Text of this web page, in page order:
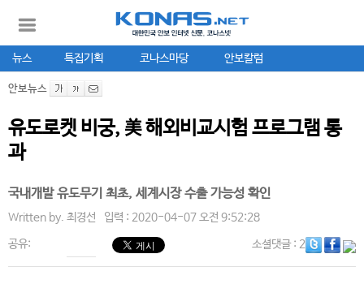
뉴스 특집기획 코나스마당 안보칼럼
안보뉴스
유도로켓 비궁, 美 해외비교시험 프로그램 통
과
국내개발 유도무기 최초, 세계시장 수출 가능성 확인
Written by. 최경선 입력 : 2020-04-07 오전 9:52:28
공유: 소셜댓글: 2